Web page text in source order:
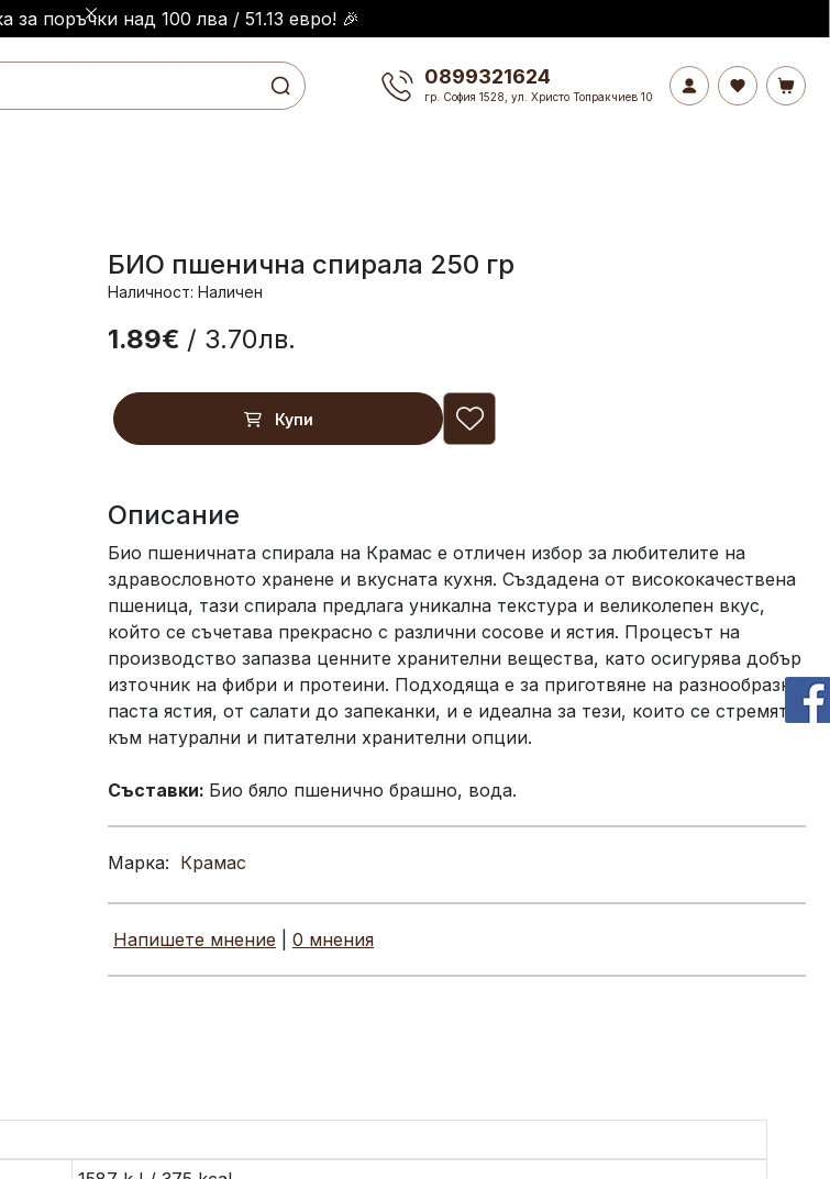
за поръчки над 100 лва / 51.13 евро! 🎉
0899321624
гр. София 1528, ул. Христо Топракчиев 10
БИО пшенична спирала 250 гр
Наличност: Наличен
1.89€ / 3.70лв.
Купи
Описание
Био пшеничната спирала на Крамас е отличен избор за любителите на
здравословното хранене и вкусната кухня. Създадена от висококачествена
пшеница, тази спирала предлага уникална текстура и великолепен вкус,
който се съчетава прекрасно с различни сосове и ястия. Процесът на
производство запазва ценните хранителни вещества, като осигурява добър
източник на фибри и протеини. Подходяща е за приготвяне на разнообразни
паста ястия, от салати до запеканки, и е идеална за тези, които се стремят
към натурални и питателни хранителни опции.
Съставки: Био бяло пшенично брашно, вода.
Марка: Крамас
Напишете мнение 0 мнения